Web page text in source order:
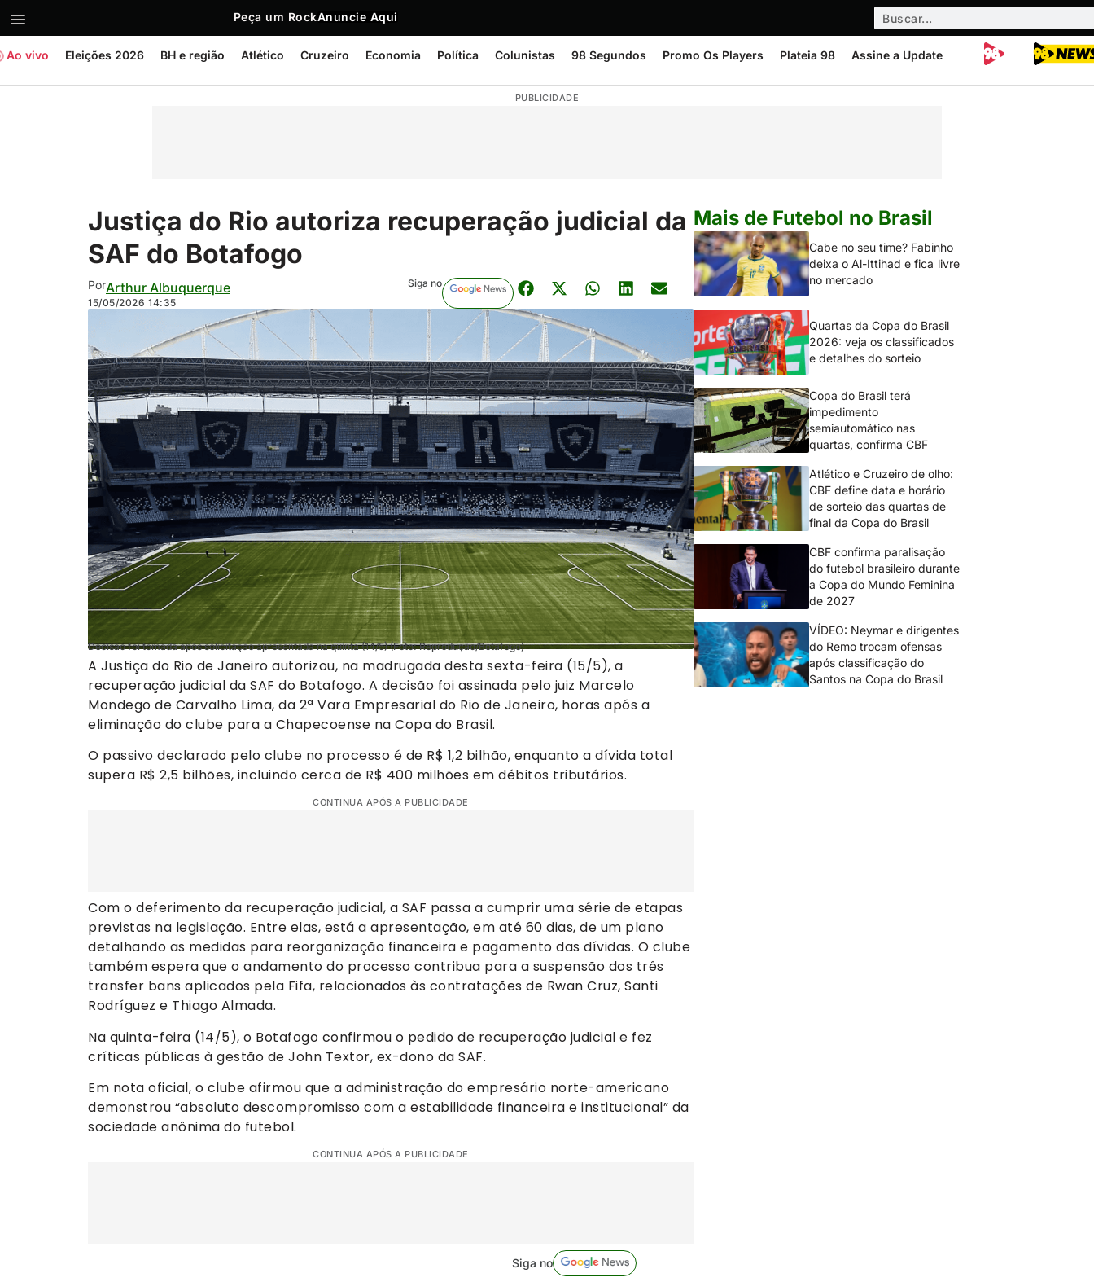
Peça um RockAnuncie Aqui
Ao vivo Eleições 2026 BH e região Atlético Cruzeiro Economia Política Colunistas 98 Segundos Promo Os Players Plateia 98 Assine a Update
PUBLICIDADE
Justiça do Rio autoriza recuperação judicial da
SAF do Botafogo
PorArthur Albuquerque
15/05/2026 14:35
Siga no
Decisão foi tomada após solicitação apresentada na quinta (14/5) (Foto: Reprodução/Botafogo)
A Justiça do Rio de Janeiro autorizou, na madrugada desta sexta-feira (15/5), a
recuperação judicial da SAF do Botafogo. A decisão foi assinada pelo juiz Marcelo
Mondego de Carvalho Lima, da 2ª Vara Empresarial do Rio de Janeiro, horas após a
eliminação do clube para a Chapecoense na Copa do Brasil.
O passivo declarado pelo clube no processo é de R$ 1,2 bilhão, enquanto a dívida total
supera R$ 2,5 bilhões, incluindo cerca de R$ 400 milhões em débitos tributários.
CONTINUA APÓS A PUBLICIDADE
Com o deferimento da recuperação judicial, a SAF passa a cumprir uma série de etapas
previstas na legislação. Entre elas, está a apresentação, em até 60 dias, de um plano
detalhando as medidas para reorganização financeira e pagamento das dívidas. O clube
também espera que o andamento do processo contribua para a suspensão dos três
transfer bans aplicados pela Fifa, relacionados às contratações de Rwan Cruz, Santi
Rodríguez e Thiago Almada.
Na quinta-feira (14/5), o Botafogo confirmou o pedido de recuperação judicial e fez
críticas públicas à gestão de John Textor, ex-dono da SAF.
Em nota oficial, o clube afirmou que a administração do empresário norte-americano
demonstrou “absoluto descompromisso com a estabilidade financeira e institucional” da
sociedade anônima do futebol.
CONTINUA APÓS A PUBLICIDADE
Siga no
Mais de Futebol no Brasil
Cabe no seu time? Fabinho
deixa o Al-Ittihad e fica livre
no mercado
Quartas da Copa do Brasil
2026: veja os classificados
e detalhes do sorteio
Copa do Brasil terá
impedimento
semiautomático nas
quartas, confirma CBF
Atlético e Cruzeiro de olho:
CBF define data e horário
de sorteio das quartas de
final da Copa do Brasil
CBF confirma paralisação
do futebol brasileiro durante
a Copa do Mundo Feminina
de 2027
VÍDEO: Neymar e dirigentes
do Remo trocam ofensas
após classificação do
Santos na Copa do Brasil